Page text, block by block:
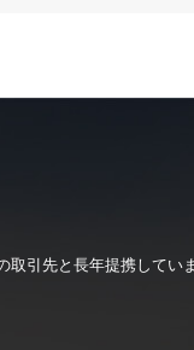
引先と長年提携していま